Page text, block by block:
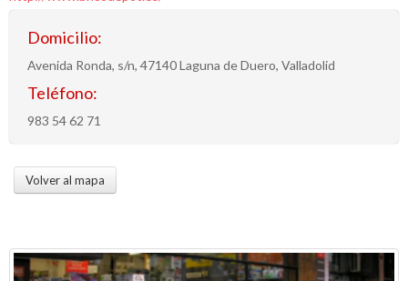
Domicilio:
Avenida Ronda, s/n, 47140 Laguna de Duero, Valladolid
Teléfono:
983 54 62 71
Volver al mapa